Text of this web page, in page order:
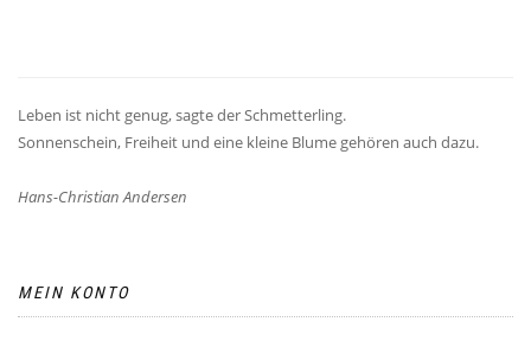
Leben ist nicht genug, sagte der Schmetterling.
Sonnenschein, Freiheit und eine kleine Blume gehören auch dazu.
Hans-Christian Andersen
MEIN KONTO